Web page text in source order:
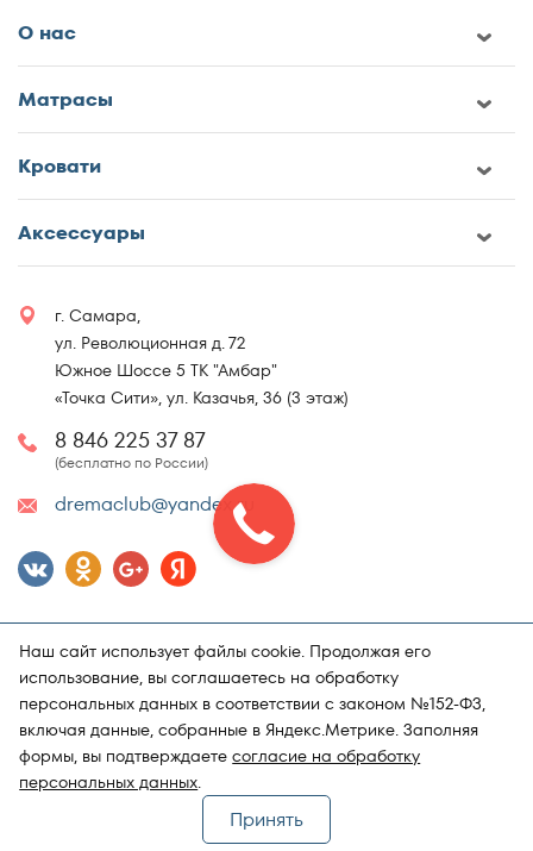
О нас
Матрасы
Кровати
Аксессуары
г. Самара,
ул. Революционная д. 72
Южное Шоссе 5 ТК "Амбар"
«Точка Сити», ул. Казачья, 36 (3 этаж)
8 846 225 37 87
(бесплатно по России)
dremaclub@yandex.ru
Магазин матрасов "DRёMA" Поддержка и продвижение сайта
Карта сайта Политика конфиденциальности
Наш сайт использует файлы cookie. Продолжая его
использование, вы соглашаетесь на обработку
персональных данных в соответствии с законом №152-ФЗ,
включая данные, собранные в Яндекс.Метрике. Заполняя
формы, вы подтверждаетесогласие на обработку
персональных данных.
Принять